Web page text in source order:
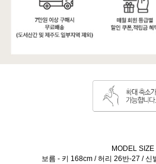
MODEL SIZE
보름 - 키 168cm / 허리 26반-27 / 신